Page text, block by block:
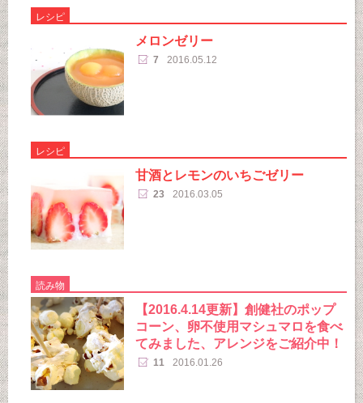
レシピ
メロンゼリー
7 2016.05.12
レシピ
甘酒とレモンのいちごゼリー
23 2016.03.05
読み物
【2016.4.14更新】創健社のポップ
コーン、卵不使用マシュマロを食べ
てみました、アレンジをご紹介中！
11 2016.01.26